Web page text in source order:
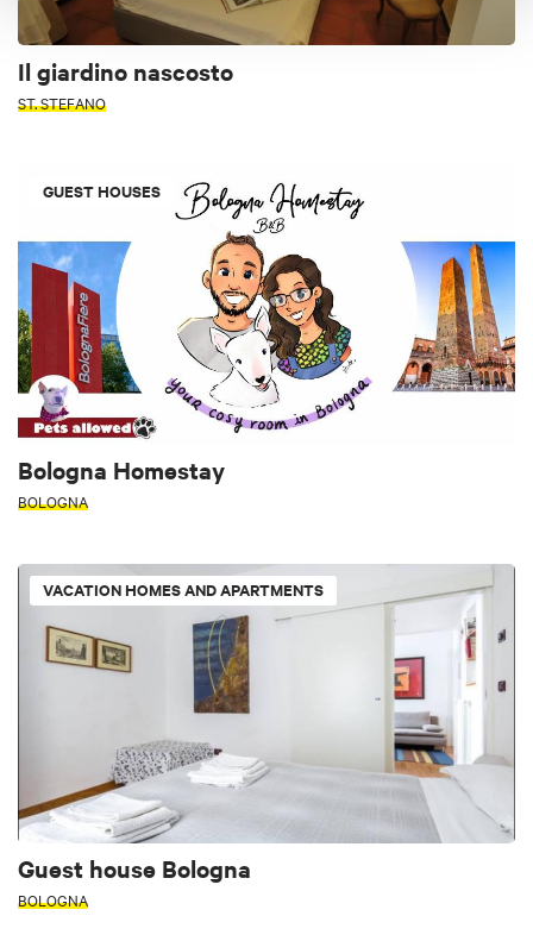
Il giardino nascosto
ST. STEFANO
GUEST HOUSES
Bologna Homestay
BOLOGNA
VACATION HOMES AND APARTMENTS
Guest house Bologna
BOLOGNA